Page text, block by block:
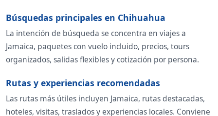
Búsquedas principales en Chihuahua
La intención de búsqueda se concentra en viajes a
Jamaica, paquetes con vuelo incluido, precios, tours
organizados, salidas flexibles y cotización por persona.
Rutas y experiencias recomendadas
Las rutas más útiles incluyen Jamaica, rutas destacadas,
hoteles, visitas, traslados y experiencias locales. Conviene